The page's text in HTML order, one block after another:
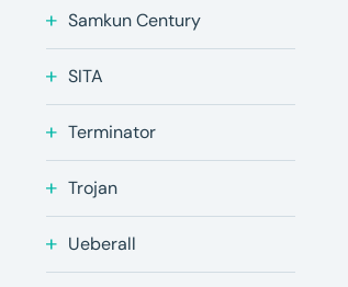
Samkun Century
SITA
Terminator
Trojan
Ueberall